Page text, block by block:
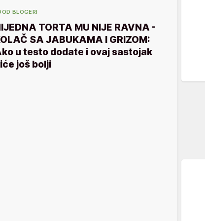
BLOGERI
TORTA MU NIJE RAVNA -
SA JABUKAMA I GRIZOM:
u testo dodate i ovaj sastojak
još bolji